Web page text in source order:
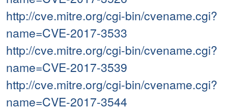
http://cve.mitre.org/cgi-bin/cvename.cgi?
name=CVE-2017-3533
http://cve.mitre.org/cgi-bin/cvename.cgi?
name=CVE-2017-3539
http://cve.mitre.org/cgi-bin/cvename.cgi?
name=CVE-2017-3544